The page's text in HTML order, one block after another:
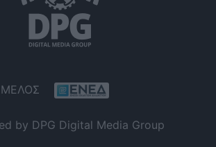
ΜΕΛΟΣ
by DPG Digital Media Group